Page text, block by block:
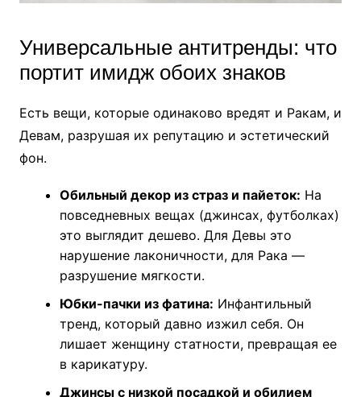
Универсальные антитренды: что
портит имидж обоих знаков
Есть вещи, которые одинаково вредят и Ракам, и
Девам, разрушая их репутацию и эстетический
фон.
Обильный декор из страз и пайеток: На
повседневных вещах (джинсах, футболках)
это выглядит дешево. Для Девы это
нарушение лаконичности, для Рака —
разрушение мягкости.
Юбки-пачки из фатина: Инфантильный
тренд, который давно изжил себя. Он
лишает женщину статности, превращая ее
в карикатуру.
Джинсы с низкой посадкой и обилием